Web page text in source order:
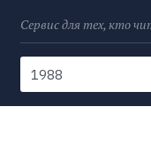
Сервис для тех, кто
Поиск
Новости